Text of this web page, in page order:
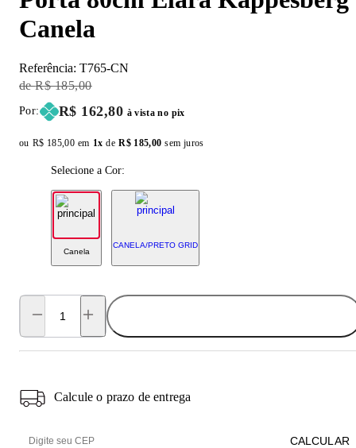
Canela
Referência: T765-CN
Original Price:
R$ 185,00
Por: Price:
R$ 162,80 à vista no pix
ou Original price:
R$ 185,00 em 1x de Installment price:
R$ 185,00 sem juros
Selecione a Cor:
Canela
CANELA/PRETO GRID
Calcule o prazo de entrega
CALCULAR